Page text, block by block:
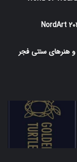
و هنرهای سنتی فجر